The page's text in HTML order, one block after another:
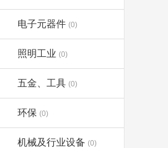
电子元器件 (0)
照明工业 (0)
五金、工具 (0)
环保 (0)
机械及行业设备 (0)